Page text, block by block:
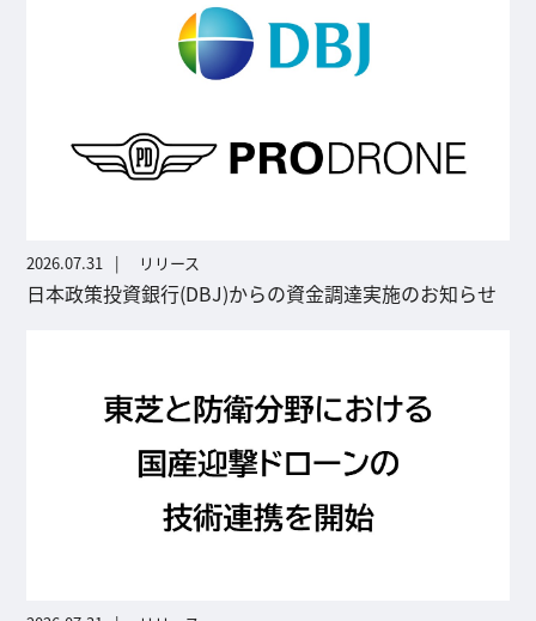
2026.07.31 リリース
日本政策投資銀行(DBJ)からの資金調達実施のお知らせ